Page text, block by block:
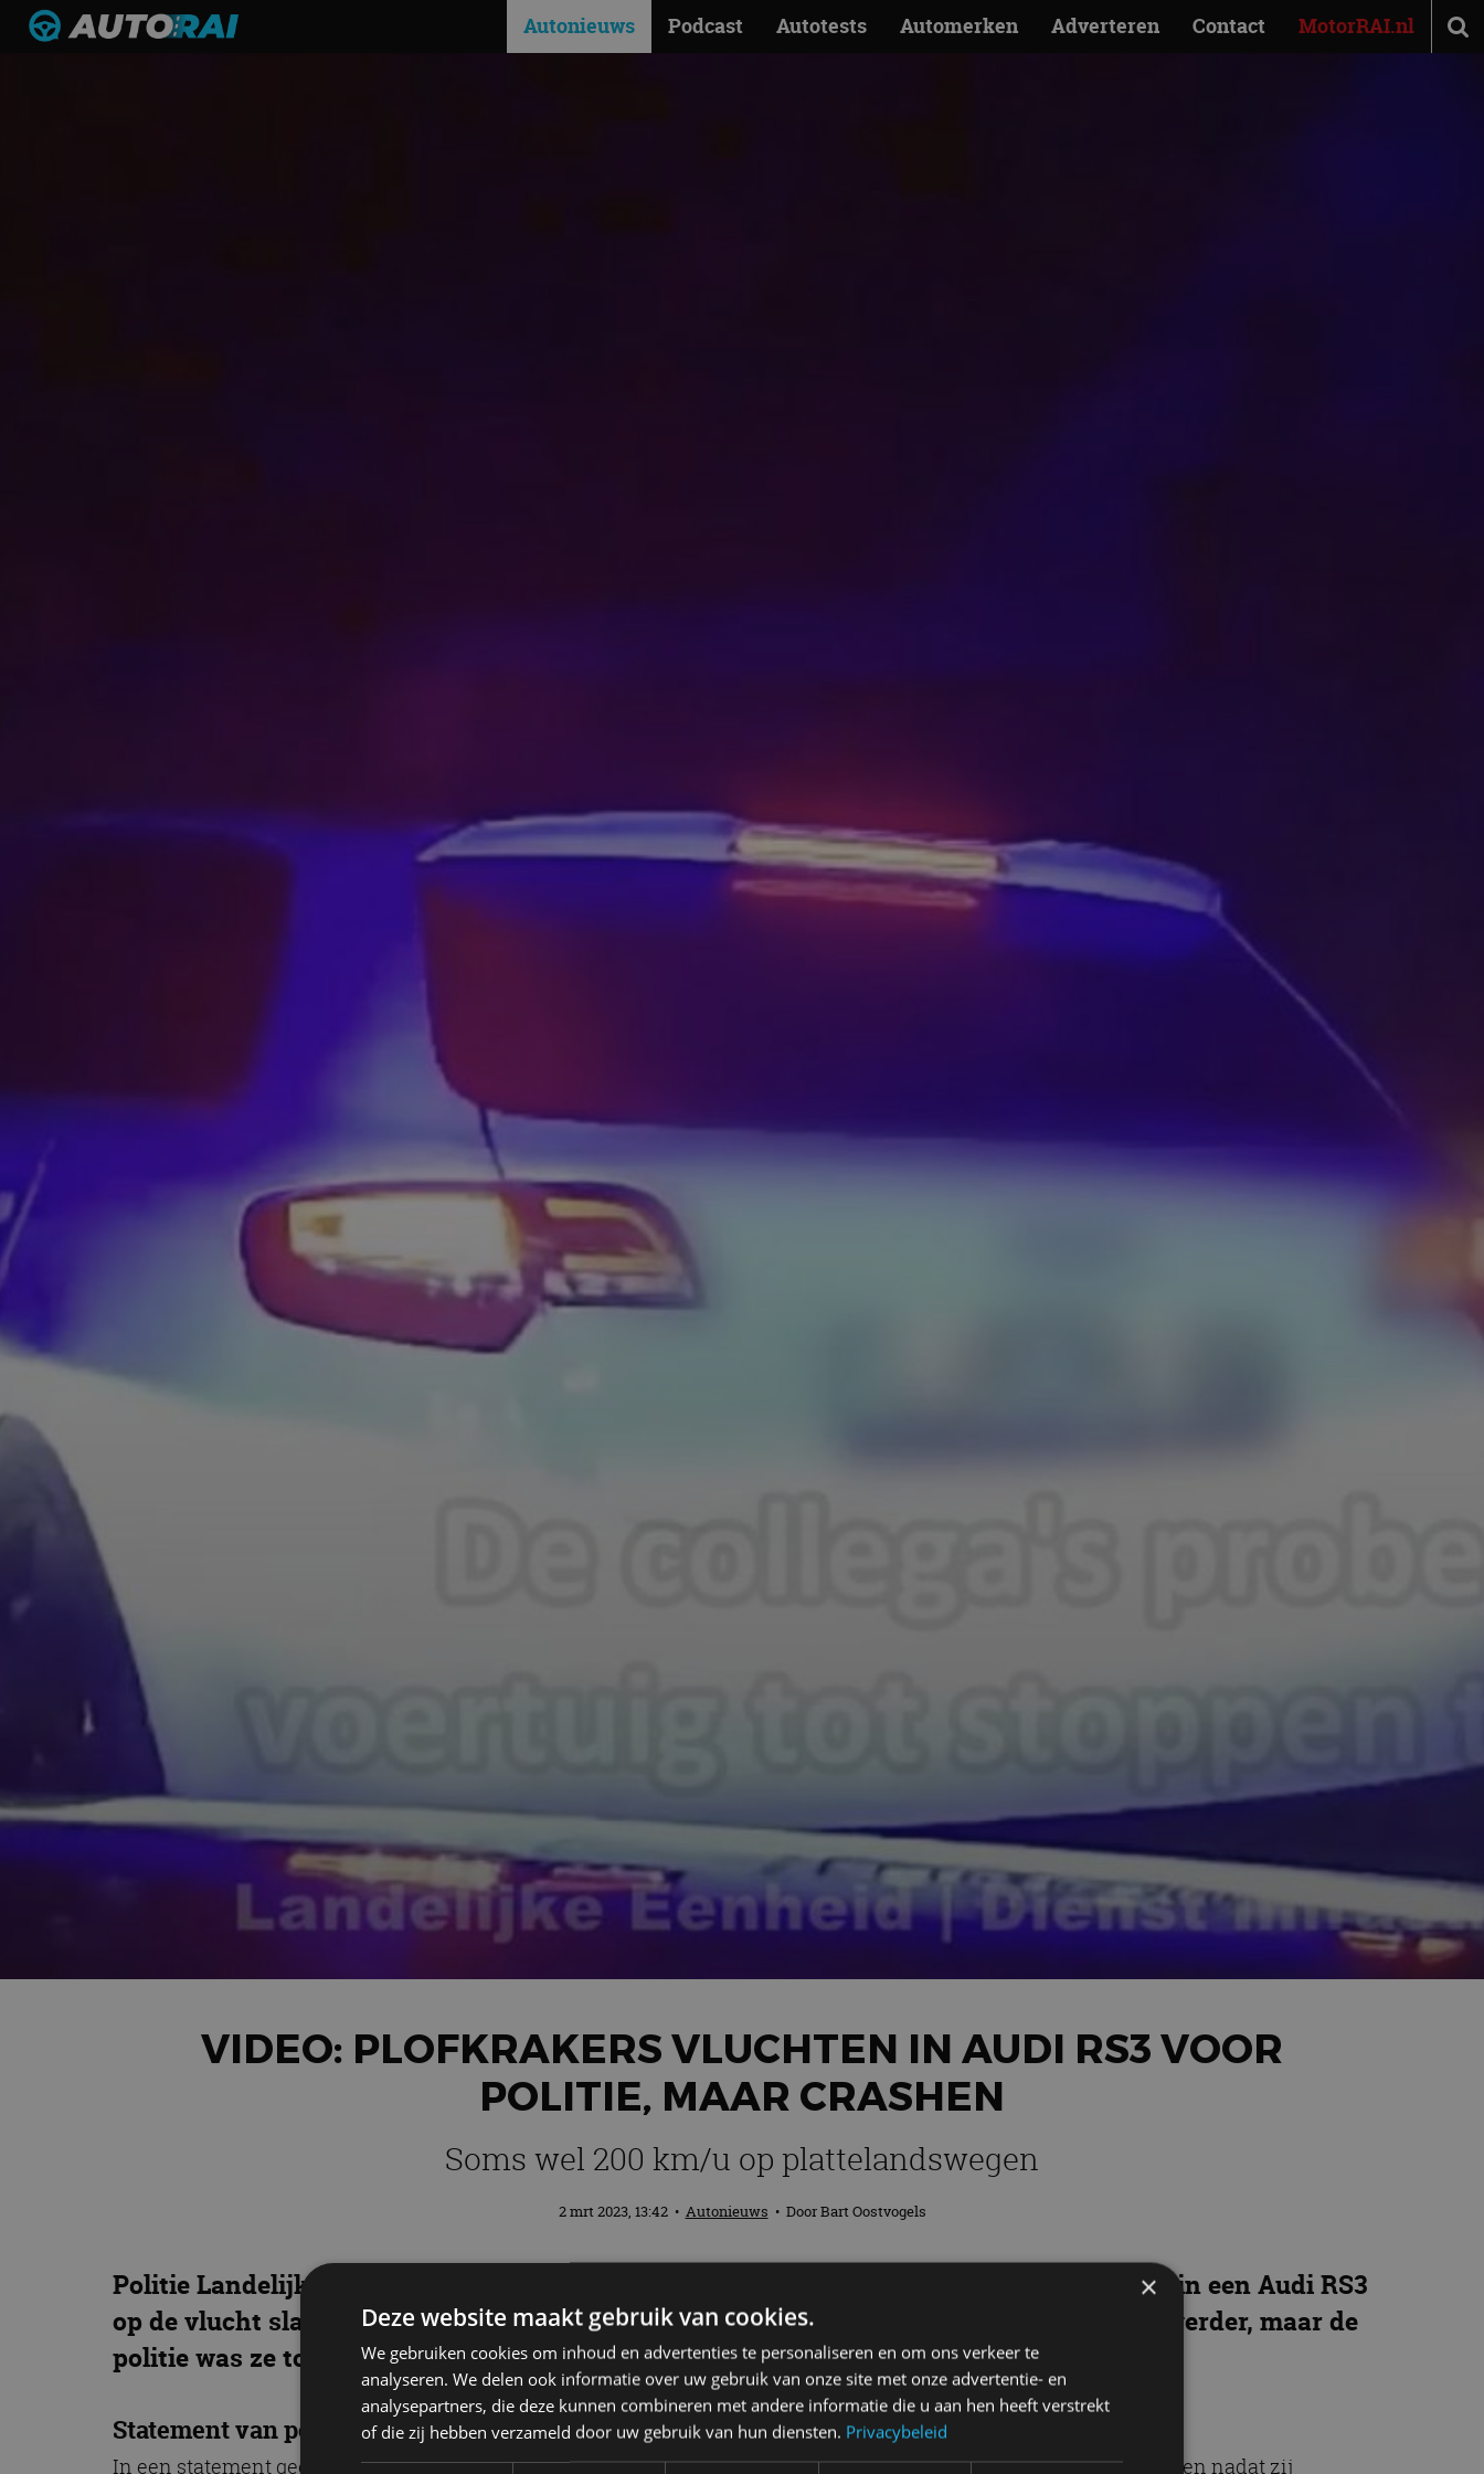
Autonieuws Podcast Autotests Automerken Adverteren Contact MotorRAI.nl
VIDEO: PLOFKRAKERS VLUCHTEN IN AUDI RS3 VOOR
POLITIE, MAAR CRASHEN
Soms wel 200 km/u op plattelandswegen
2 mrt 2023, 13:42 • Autonieuws • DoorBart Oostvogels
Politie Landelijke Eenheid heeft een video vrijgegeven waarin te zien is hoe plofkrakers in een Audi RS3
op de vlucht slaan. Hun auto crashte in het Limburgse Lomm. Daarna gingen ze te voet verder, maar de
politie was ze toch te snel af.
Statement van politie
In een statement geeft de politie de volgende informatie: “In het Limburgse Lomm zijn twee verdachten aangehouden nadat zij
×
Deze website maakt gebruik van cookies.
We gebruiken cookies om inhoud en advertenties te personaliseren en om ons verkeer te
analyseren. We delen ook informatie over uw gebruik van onze site met onze advertentie- en
analysepartners, die deze kunnen combineren met andere informatie die u aan hen heeft verstrekt
of die zij hebben verzameld door uw gebruik van hun diensten. Privacybeleid